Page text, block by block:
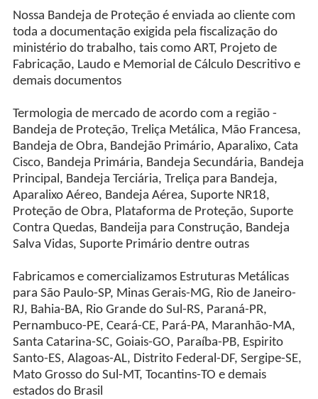
Nossa Bandeja de Proteção é enviada ao cliente com
toda a documentação exigida pela fiscalização do
ministério do trabalho, tais como ART, Projeto de
Fabricação, Laudo e Memorial de Cálculo Descritivo e
demais documentos
Termologia de mercado de acordo com a região -
Bandeja de Proteção, Treliça Metálica, Mão Francesa,
Bandeja de Obra, Bandejão Primário, Aparalixo, Cata
Cisco, Bandeja Primária, Bandeja Secundária, Bandeja
Principal, Bandeja Terciária, Treliça para Bandeja,
Aparalixo Aéreo, Bandeja Aérea, Suporte NR18,
Proteção de Obra, Plataforma de Proteção, Suporte
Contra Quedas, Bandeija para Construção, Bandeja
Salva Vidas, Suporte Primário dentre outras
Fabricamos e comercializamos Estruturas Metálicas
para São Paulo-SP, Minas Gerais-MG, Rio de Janeiro-
RJ, Bahia-BA, Rio Grande do Sul-RS, Paraná-PR,
Pernambuco-PE, Ceará-CE, Pará-PA, Maranhão-MA,
Santa Catarina-SC, Goiais-GO, Paraíba-PB, Espirito
Santo-ES, Alagoas-AL, Distrito Federal-DF, Sergipe-SE,
Mato Grosso do Sul-MT, Tocantins-TO e demais
estados do Brasil